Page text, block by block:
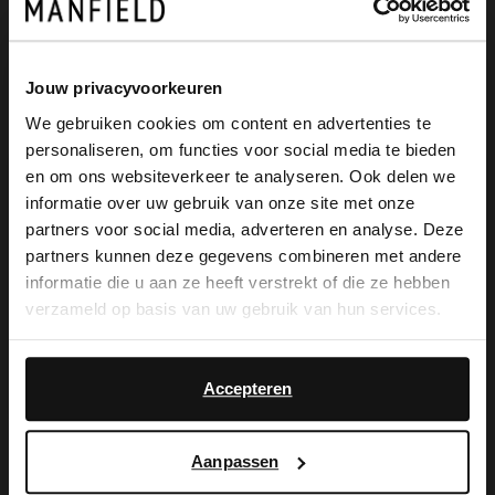
Jouw privacyvoorkeuren
We gebruiken cookies om content en advertenties te
personaliseren, om functies voor social media te bieden
en om ons websiteverkeer te analyseren. Ook delen we
informatie over uw gebruik van onze site met onze
partners voor social media, adverteren en analyse. Deze
partners kunnen deze gegevens combineren met andere
informatie die u aan ze heeft verstrekt of die ze hebben
verzameld op basis van uw gebruik van hun services.
Accepteren
Aanpassen
drukknoopsluiting, verstelbare band van
110 cm en twee kleine zijvakjes. De
afmeting is 24x16x2 cm,(BxHxD).
Alles over dit product
×
View this website in English?
It looks like your language isn't Dutch. Would
you like to switch to English?
English